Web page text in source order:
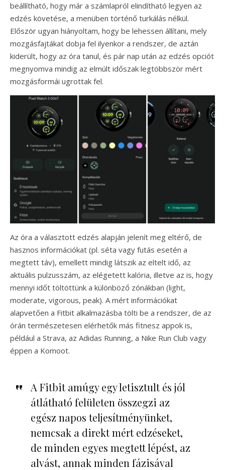
beállítható, hogy már a számlapról elindítható legyen az
edzés követése, a menüben történő turkálás nélkül.
Először ugyan hiányoltam, hogy be lehessen állítani, mely
mozgásfajtákat dobja fel ilyenkor a rendszer, de aztán
kiderült, hogy az óra tanul, és pár nap után az edzés opciót
megnyomva mindig az elmúlt időszak legtöbbször mért
mozgásformái ugrottak fel.
Az óra a választott edzés alapján jelenít meg eltérő, de
hasznos információkat (pl. séta vagy futás esetén a
megtett táv), emellett mindig látszik az eltelt idő, az
aktuális pulzusszám, az elégetett kalória, illetve az is, hogy
mennyi időt töltöttünk a különböző zónákban (light,
moderate, vigorous, peak). A mért információkat
alapvetően a Fitbit alkalmazásba tölti be a rendszer, de az
órán természetesen elérhetők más fitnesz appok is,
például a Strava, az Adidas Running, a Nike Run Club vagy
éppen a Komoot.
A Fitbit amúgy egy letisztult és jól
átlátható felületen összegzi az
egész napos teljesítményünket,
nemcsak a direkt mért edzéseket,
de minden egyes megtett lépést, az
alvást, annak minden fázisával